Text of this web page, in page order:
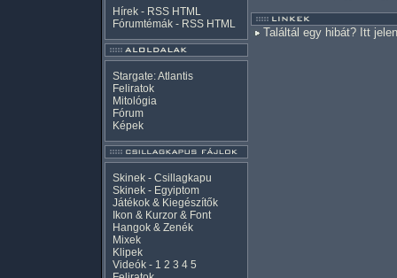
Hírek - RSS HTML
Fórumtémák - RSS HTML
Stargate: Atlantis
Feliratok
Mitológia
Fórum
Képek
Skinek - Csillagkapu
Skinek - Egyiptom
Játékok & Kiegészítők
Ikon & Kurzor & Font
Hangok & Zenék
Mixek
Klipek
Videók - 1 2 3 4 5
Találtál egy hibát? Itt